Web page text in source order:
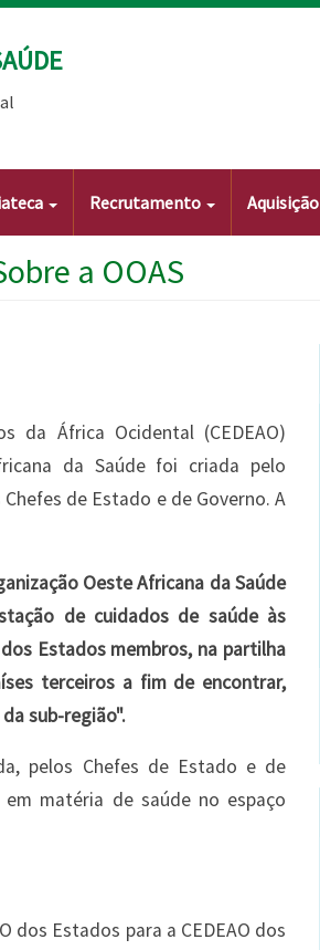
Recrutamento Aquisição
a OOAS
da África Ocidental (CEDEAO)
da Saúde foi criada pelo
de Estado e de Governo. A
Oeste Africana da Saúde
de cuidados de saúde às
Estados membros, na partilha
terceiros a fim de encontrar,
sub-região".
pelos Chefes de Estado e de
matéria de saúde no espaço
dos Estados para a CEDEAO dos